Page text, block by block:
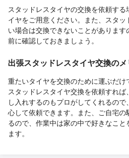
スタッドレスタイヤの交換を依頼す
イヤをご用意ください。また、スタ
い場合は交換できないことがありま
前に確認しておきましょう。
出張スタッドレスタイヤ交換のメ
重たいタイヤを交換のために運ぶだ
スタッドレスタイヤ交換を依頼すれ
し入れするのもプロがしてくれるの
心して依頼できます。また、ご自宅
るので、作業中は家の中で好きなこと
ます。